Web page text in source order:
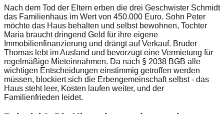
Nach dem Tod der Eltern erben die drei Geschwister Schmidt
das Familienhaus im Wert von 450.000 Euro. Sohn Peter
möchte das Haus behalten und selbst bewohnen, Tochter
Maria braucht dringend Geld für ihre eigene
Immobilienfinanzierung und drängt auf Verkauf. Bruder
Thomas lebt im Ausland und bevorzugt eine Vermietung für
regelmäßige Mieteinnahmen. Da nach § 2038 BGB alle
wichtigen Entscheidungen einstimmig getroffen werden
müssen, blockiert sich die Erbengemeinschaft selbst - das
Haus steht leer, Kosten laufen weiter, und der
Familienfrieden leidet.